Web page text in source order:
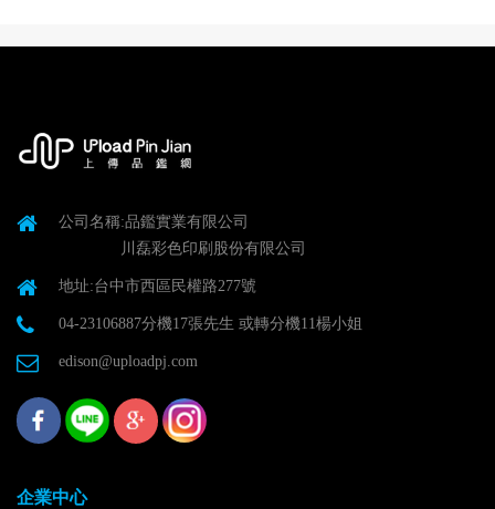
公司名稱:品鑑實業有限公司
川磊彩色印刷股份有限公司
地址:台中市西區民權路277號
04-23106887分機17張先生 或轉分機11楊小姐
edison@uploadpj.com
企業中心